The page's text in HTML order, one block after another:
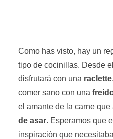
Como has visto, hay un
tipo de cocinillas. Desde
disfrutará con una raclette
comer sano con una
el amante de la carne que
de asar. Esperamos que
inspiración que